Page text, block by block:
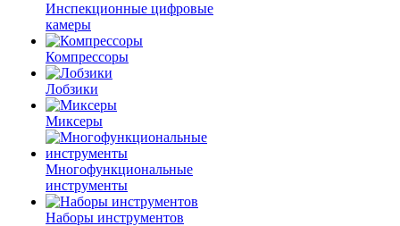
Инспекционные цифровые
камеры
Компрессоры
Лобзики
Миксеры
Многофункциональные
инструменты
Наборы инструментов